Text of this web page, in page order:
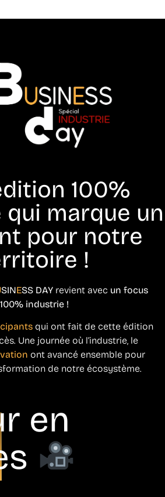
100%
marque un
pour notre
!
SINESS DAY revient avec un focus
100% industrie !
qui ont fait de cette édition
Une journée où l’industrie, le
ont avancé ensemble pour
de notre écosystème.
en